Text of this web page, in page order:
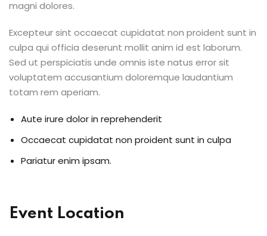
magni dolores.
Excepteur sint occaecat cupidatat non proident sunt in
culpa qui officia deserunt mollit anim id est laborum.
Sed ut perspiciatis unde omnis iste natus error sit
voluptatem accusantium doloremque laudantium
totam rem aperiam.
Aute irure dolor in reprehenderit
Occaecat cupidatat non proident sunt in culpa
Pariatur enim ipsam.
Event Location